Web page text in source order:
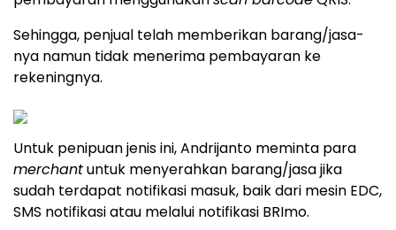
Sehingga, penjual telah memberikan barang/jasa-
nya namun tidak menerima pembayaran ke
rekeningnya.
Untuk penipuan jenis ini, Andrijanto meminta para
merchantuntuk menyerahkan barang/jasa jika
sudah terdapat notifikasi masuk, baik dari mesin EDC,
SMS notifikasi atau melalui notifikasi BRImo.